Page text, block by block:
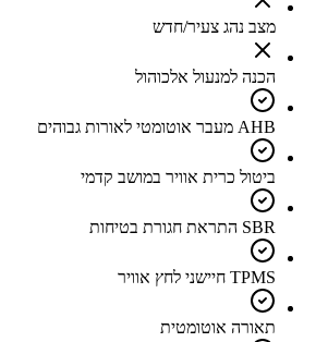
מצב נהג צעיר/חדש
הכנה למנעול אלכוהול
AHB מעבר אוטומטי לאורות גבוהים
ביטול כרית אוויר במושב קדמי
SBR התראת חגורת בטיחות
TPMS חיישני לחץ אוויר
תאורה אוטומטית